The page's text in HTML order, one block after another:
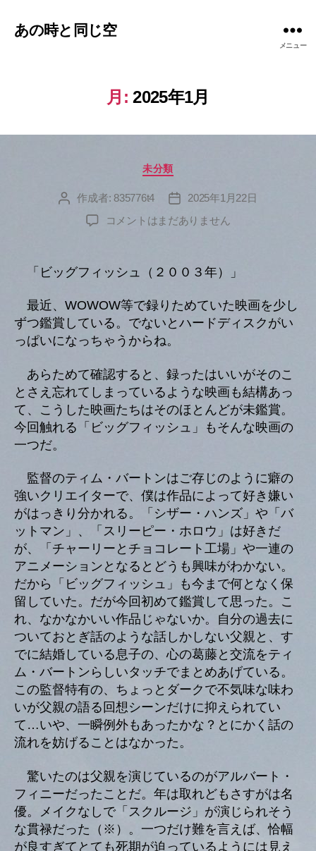
あの時と同じ空
メニュー
月: 2025年1月
カ
ゴ
リ
ー
未分類
投
作成者: 835776t4
投
稿
日
2025年1月22日
へ
コメントはまだありません
「ビッグフィッシュ（２００３年）」
最近、WOWOW等で録りためていた映画を少し
ずつ鑑賞している。でないとハードディスクがい
っぱいになっちゃうからね。
あらためて確認すると、録ったはいいがそのこ
とさえ忘れてしまっているような映画も結構あっ
て、こうした映画たちはそのほとんどが未鑑賞。
今回触れる「ビッグフィッシュ」もそんな映画の
一つだ。
監督のティム・バートンはご存じのように癖の
強いクリエイターで、僕は作品によって好き嫌い
がはっきり分かれる。「シザー・ハンズ」や「バ
ットマン」、「スリーピー・ホロウ」は好きだ
が、「チャーリーとチョコレート工場」や一連の
アニメーションとなるとどうも興味がわかない。
だから「ビッグフィッシュ」も今まで何となく保
留していた。だが今回初めて鑑賞して思った。こ
れ、なかなかいい作品じゃないか。自分の過去に
ついておとぎ話のような話しかしない父親と、す
でに結婚している息子の、心の葛藤と交流をティ
ム・バートンらしいタッチでまとめあげている。
この監督特有の、ちょっとダークで不気味な味わ
いが父親の語る回想シーンだけに抑えられてい
て…いや、一瞬例外もあったかな？とにかく話の
流れを妨げることはなかった。
驚いたのは父親を演じているのがアルバート・
フィニーだったことだ。年は取れどもさすがは名
優。メイクなしで「スクルージ」が演じられそう
な貫禄だった（※）。一つだけ難を言えば、恰幅
が良すぎてとても死期が迫っているようには見え